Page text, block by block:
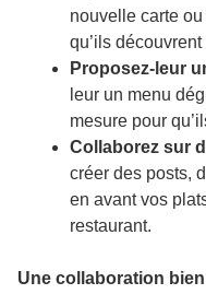
nouvelle carte
qu’ils
Proposez-leur
leur un menu
mesure pour
Collaborez sur
créer des posts,
en avant vos
restaurant.
Une collaboration